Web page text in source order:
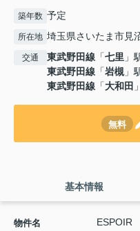
築年数 予定
所在地 埼玉県さいたま市見
交通 東武野田線 「七里 」
東武野田線 「岩槻 」
東武野田線 「大和田
無料
基本情報
物件名 ESPOIR